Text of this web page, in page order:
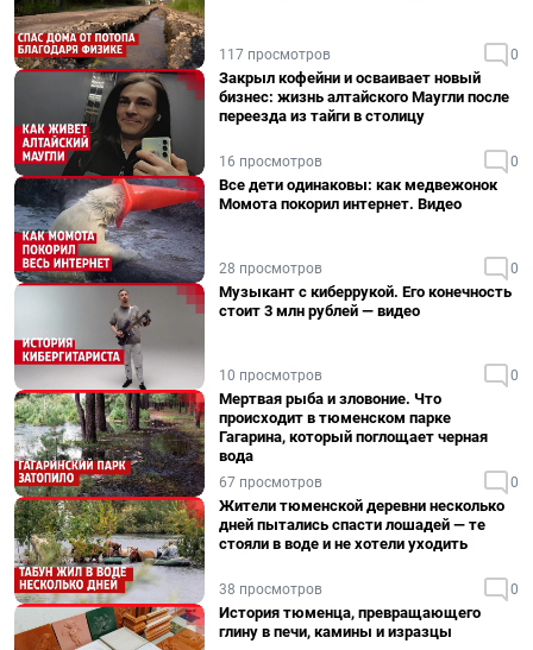
117 просмотров 0
Закрыл кофейни и осваивает новый
бизнес: жизнь алтайского Маугли после
переезда из тайги в столицу
16 просмотров 0
Все дети одинаковы: как медвежонок
Момота покорил интернет. Видео
28 просмотров 0
Музыкант с киберрукой. Его конечность
стоит 3 млн рублей — видео
10 просмотров 0
Мертвая рыба и зловоние. Что
происходит в тюменском парке
Гагарина, который поглощает черная
вода
67 просмотров 0
Жители тюменской деревни несколько
дней пытались спасти лошадей — те
стояли в воде и не хотели уходить
38 просмотров 0
История тюменца, превращающего
глину в печи, камины и изразцы